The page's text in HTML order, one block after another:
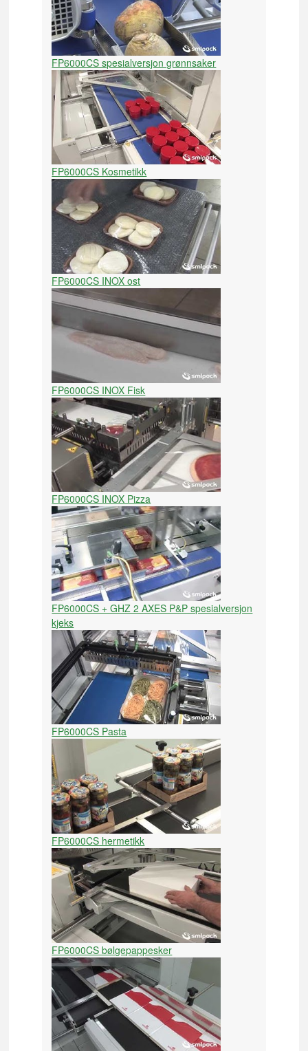
FP6000CS spesialversjon grønnsaker
FP6000CS Kosmetikk
FP6000CS INOX ost
FP6000CS INOX Fisk
FP6000CS INOX Pizza
FP6000CS + GHZ 2 AXES P&P spesialversjon
kjeks
FP6000CS Pasta
FP6000CS hermetikk
FP6000CS bølgepappesker